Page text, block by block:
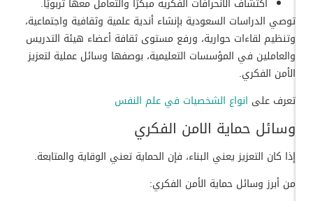
اكتشاف الانحرافات الفكرية مبكرًا والتعامل معها تربويًا.
توصي الدراسات السعودية بإنشاء أندية علمية وثقافية واجتماعية،
وتنظيم لقاءات حوارية، ورفع مستوى ثقافة أعضاء هيئة التدريس
والعاملين في المؤسسات التعليمية، بوصفها وسائل عملية لتعزيز
الأمن الفكري.
تعرف علىانواع الشخصيات في علم النفس
وسائل حماية الامن الفكري
إذا كان التعزيز يعني البناء، فإن الحماية تعني الوقاية والمتابعة.
من أبرز وسائل حماية الأمن الفكري: